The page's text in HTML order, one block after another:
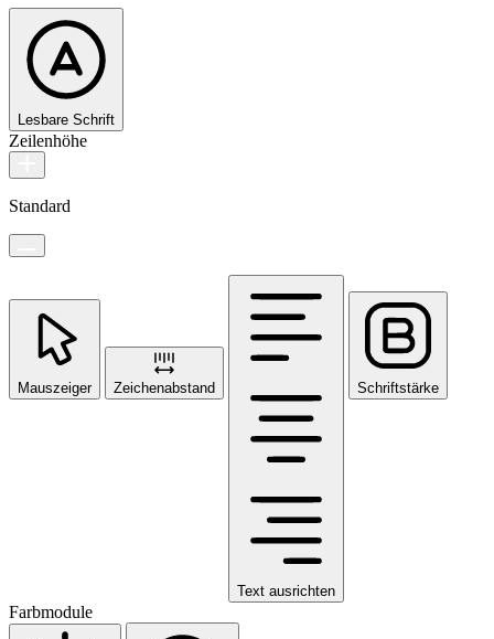
Lesbare Schrift
Zeilenhöhe
Standard
Mauszeiger Zeichenabstand
Text ausrichten
Schriftstärke
Farbmodule